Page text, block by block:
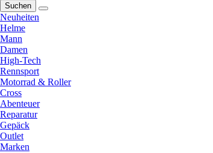
Suchen
Neuheiten
Helme
Mann
Damen
High-Tech
Rennsport
Motorrad & Roller
Cross
Abenteuer
Reparatur
Gepäck
Outlet
Marken